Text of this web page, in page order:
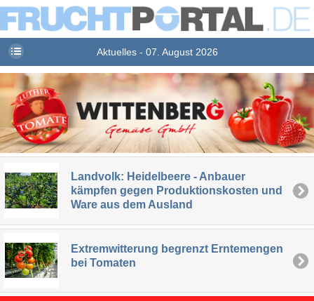
Aktuelles - 07. August 2026
Landvolk: Heidelbeere - Anbauer
kämpfen gegen Produktionskosten und
Ware aus dem Ausland
Extremwitterung begrenzt Erntemengen
bei Tomaten